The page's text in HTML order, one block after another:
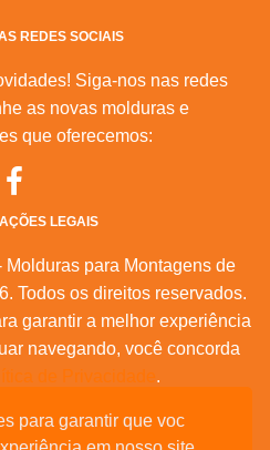
para garantir que voc
REDES SOCIAIS
Siga-nos nas redes
as novas molduras e
que oferecemos:
LEGAIS
Molduras para Montagens de
Todos os direitos reservados.
garantir a melhor experiência
navegando, você concorda
de Privacidade.
RSS |Sobre Nós